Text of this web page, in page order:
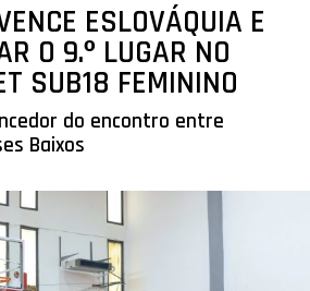
ESLOVÁQUIA E
O 9.º LUGAR NO
SUB18 FEMININO
do encontro entre
Baixos